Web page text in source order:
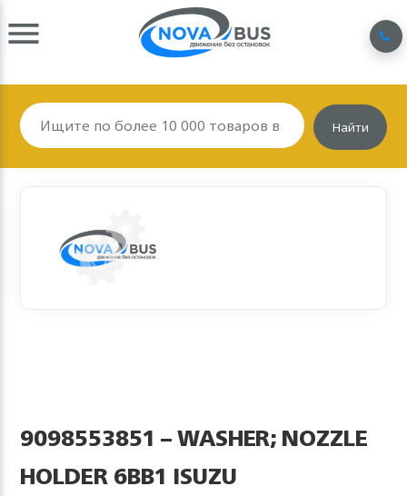
Найти
9098553851 – WASHER; NOZZLE
HOLDER 6BB1 ISUZU